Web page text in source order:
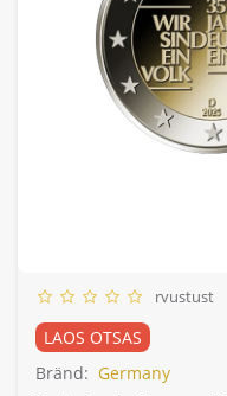
rvustust
LAOS OTSAS
Bränd: Germany